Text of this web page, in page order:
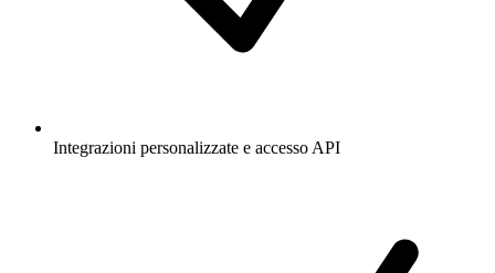
Integrazioni personalizzate e accesso API